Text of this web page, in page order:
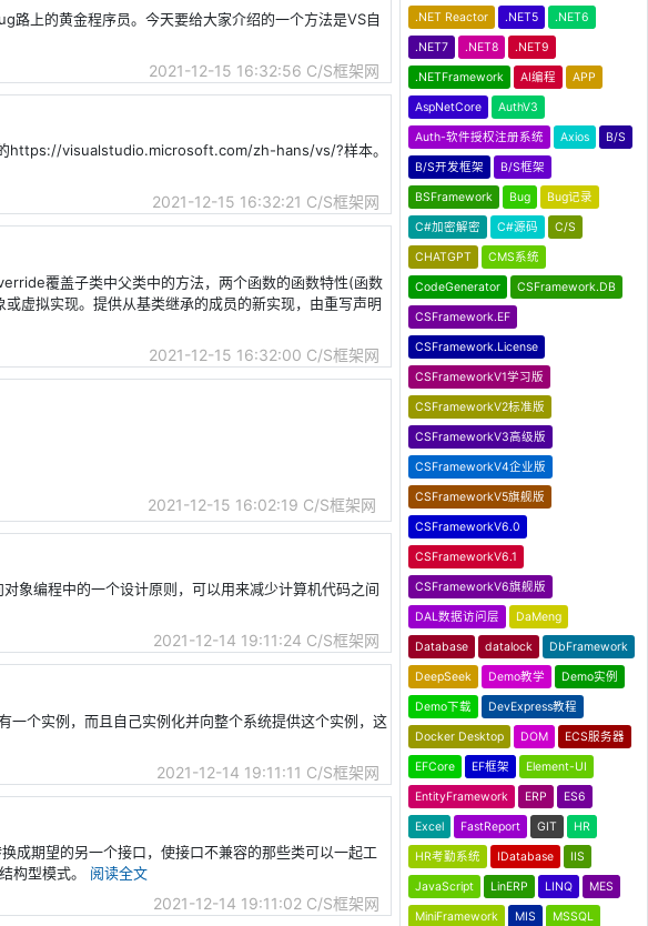
上的黄金程序员。今天要给大家介绍的一个方法是VS自
2021-12-15 16:32:56 C/S框架网
https://visualstudio.microsoft.com/zh-hans/vs/?样本。
2021-12-15 16:32:21 C/S框架网
覆盖子类中父类中的方法，两个函数的函数特性(函数
虚拟实现。提供从基类继承的成员的新实现，由重写声明
2021-12-15 16:32:00 C/S框架网
2021-12-15 16:02:19 C/S框架网
象编程中的一个设计原则，可以用来减少计算机代码之间
2021-12-14 19:11:24 C/S框架网
个实例，而且自己实例化并向整个系统提供这个实例，这
2021-12-14 19:11:11 C/S框架网
期望的另一个接口，使接口不兼容的那些类可以一起工
构型模式。 阅读全文
2021-12-14 19:11:02 C/S框架网
.NET Reactor .NET5 .NET6
.NET7 .NET8 .NET9
.NETFramework AI编程 APP
AspNetCore AuthV3
Auth-软件授权注册系统 Axios B/S
B/S开发框架 B/S框架
BSFramework Bug Bug记录
C#加密解密 C#源码 C/S
CHATGPT CMS系统
CodeGenerator CSFramework.DB
CSFramework.EF
CSFramework.License
CSFrameworkV1学习版
CSFrameworkV2标准版
CSFrameworkV3高级版
CSFrameworkV4企业版
CSFrameworkV5旗舰版
CSFrameworkV6.0
CSFrameworkV6.1
CSFrameworkV6旗舰版
DAL数据访问层 DaMeng
Database datalock DbFramework
DeepSeek Demo教学 Demo实例
Demo下载 DevExpress教程
Docker Desktop DOM ECS服务器
EFCore EF框架 Element-UI
EntityFramework ERP ES6
Excel FastReport GIT HR
HR考勤系统 IDatabase IIS
JavaScript LinERP LINQ MES
MiniFramework MIS MSSQL